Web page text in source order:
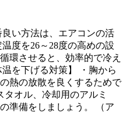
良い方法は、エアコンの活
度を26～28度の高めの設
環させると、効率的で冷え
を下げる対策】 ・胸から
熱の放散を良くするためで
オル、冷却用のアルミ
準備をしましょう。 （ア